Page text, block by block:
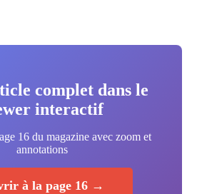
complet dans le
interactif
16 du magazine avec zoom et
annotations
à la page 16 →